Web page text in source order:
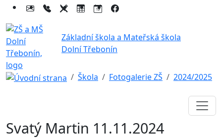
Základní škola a Mateřská škola
Dolní Třebonín
Škola Fotogalerie ZŠ 2024/2025
Svatý Martin 11.11.2024